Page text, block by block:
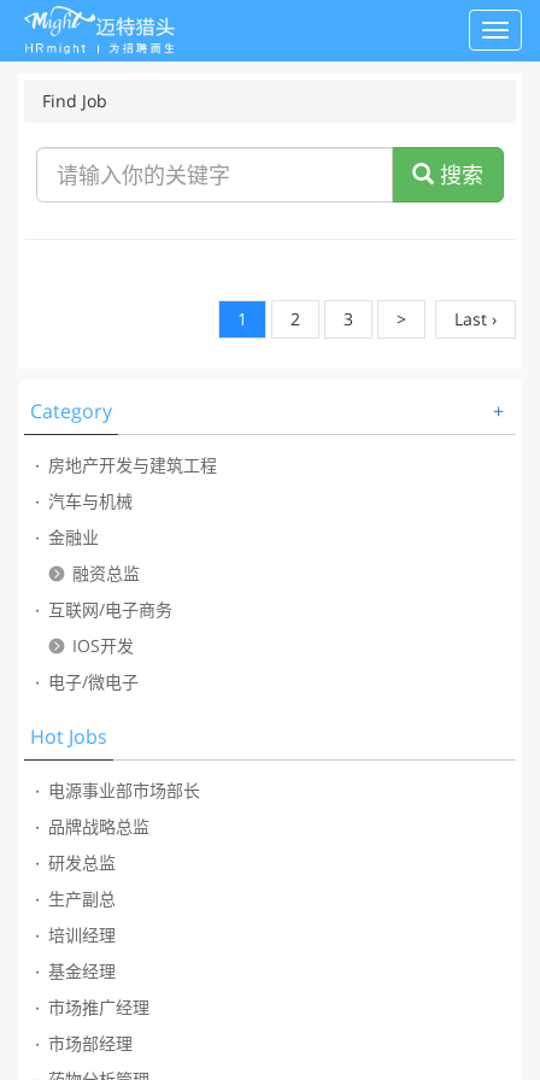
Find Job
搜索
1 2 3 > Last ›
+
Category
房地产开发与建筑工程
汽车与机械
金融业
融资总监
互联网/电子商务
IOS开发
电子/微电子
专业服务（法律、财会等）
电子商务
IT服务、系统集成
机械制造
快速消费品、零售
耐用消费品（服装、纺织、家具）
原材料及加工
基金、证券、期货、投资
计算机硬件、网络设备
Hot Jobs
电源事业部市场部长
品牌战略总监
研发总监
生产副总
培训经理
基金经理
市场推广经理
市场部经理